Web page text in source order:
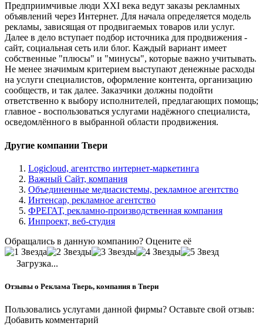
Предприимчивые люди XXI века ведут заказы рекламных
объявлений через Интернет. Для начала определяется модель
рекламы, зависящая от продвигаемых товаров или услуг.
Далее в дело вступает подбор источника для продвижения -
сайт, социальная сеть или блог. Каждый вариант имеет
собственные "плюсы" и "минусы", которые важно учитывать.
Не менее значимым критерием выступают денежные расходы
на услуги специалистов, оформление контента, организацию
сообществ, и так далее. Заказчики должны подойти
ответственно к выбору исполнителей, предлагающих помощь;
главное - воспользоваться услугами надёжного специалиста,
осведомлённого в выбранной области продвижения.
Другие компании Твери
Logicloud, агентство интернет-маркетинга
Важный Сайт, компания
Объединенные медиасистемы, рекламное агентство
Интенсар, рекламное агентство
ФРЕГАТ, рекламно-производственная компания
Инпроект, веб-студия
Обращались в данную компанию? Оцените её
Загрузка...
Отзывы о Реклама Тверь, компания в Твери
Пользовались услугами данной фирмы? Оставьте свой отзыв:
Добавить комментарий